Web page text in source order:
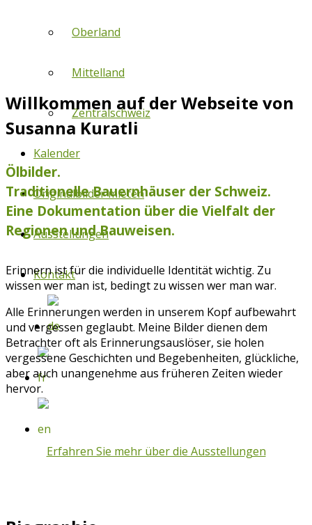
Oberland
Mittelland
Zentralschweiz
Kalender
Originalbilder mieten
Ausstellungen
Kontakt
Willkommen auf der Webseite von
Susanna Kuratli
Ölbilder.
Traditionelle Bauernhäuser der Schweiz.
Eine Dokumentation über die Vielfalt der
Regionen und Bauweisen.
Erinnern ist für die individuelle Identität wichtig. Zu
wissen wer man ist, bedingt zu wissen wer man war.
Alle Erinnerungen werden in unserem Kopf aufbewahrt
und vergessen geglaubt. Meine Bilder dienen dem
Betrachter oft als Erinnerungsauslöser, sie holen
vergessene Geschichten und Begebenheiten, glückliche,
aber auch unangenehme aus früheren Zeiten wieder
hervor.
Erfahren Sie mehr über die Ausstellungen